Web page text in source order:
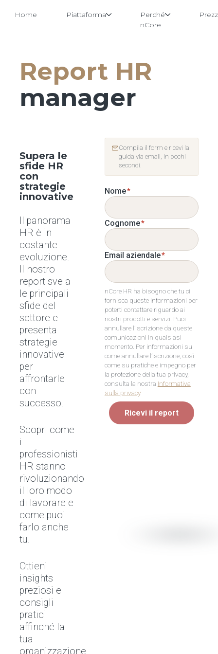
contenuto
Home Piattaforma
Perché
nCore
Report HR
manager
Supera le
sfide HR
con
strategie
innovative
Il panorama
HR è in
costante
evoluzione.
Il nostro
report svela
le principali
sfide del
settore e
presenta
strategie
innovative
per
affrontarle
con
successo.
Scopri come
i
professionisti
HR stanno
rivoluzionando
il loro modo
di lavorare e
come puoi
farlo anche
tu.
Ottieni
insights
preziosi e
consigli
pratici
affinché la
tua
organizzazione
Compila il form e ricevi la
guida via email, in pochi
secondi.
Nome*
Cognome*
Email aziendale*
nCore HR ha bisogno che tu ci
fornisca queste informazioni per
poterti contattare riguardo ai
nostri prodotti e servizi. Puoi
annullare l’iscrizione da queste
comunicazioni in qualsiasi
momento. Per informazioni su
come annullare l’iscrizione, così
come su pratiche e impegno per
la protezione della tua privacy,
consulta la nostra Informativa
sulla privacy.
Ricevi il report